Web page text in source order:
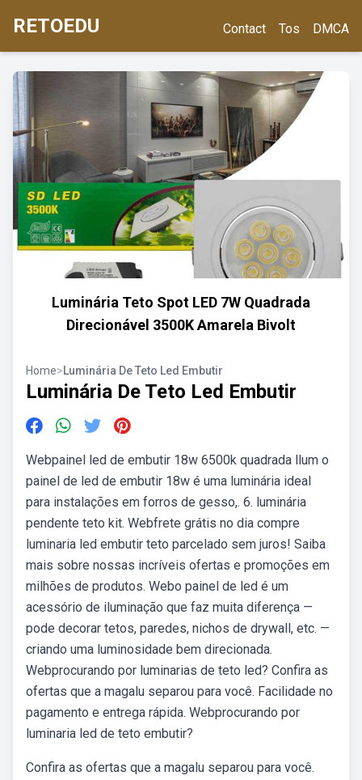
RETOEDU Contact Tos DMCA
Luminária Teto Spot LED 7W Quadrada
Direcionável 3500K Amarela Bivolt
Home>Luminária De Teto Led Embutir
Luminária De Teto Led Embutir
Webpainel led de embutir 18w 6500k quadrada llum o
painel de led de embutir 18w é uma luminária ideal
para instalações em forros de gesso,. 6. luminária
pendente teto kit. Webfrete grátis no dia compre
luminaria led embutir teto parcelado sem juros! Saiba
mais sobre nossas incríveis ofertas e promoções em
milhões de produtos. Webo painel de led é um
acessório de iluminação que faz muita diferença —
pode decorar tetos, paredes, nichos de drywall, etc. —
criando uma luminosidade bem direcionada.
Webprocurando por luminarias de teto led? Confira as
ofertas que a magalu separou para você. Facilidade no
pagamento e entrega rápida. Webprocurando por
luminaria led de teto embutir?
Confira as ofertas que a magalu separou para você.